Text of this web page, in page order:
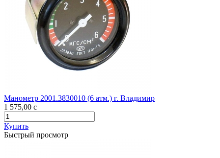
Манометр 2001.3830010 (6 атм.) г. Владимир
1 575,00 c
Купить
Быстрый просмотр